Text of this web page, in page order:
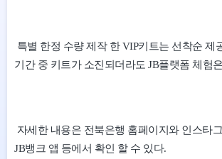
특별 한정 수량 제작 한 VIP키트는 선착순 제
기간 중 키트가 소진되더라도 JB플랫폼 체험
자세한 내용은 전북은행 홈페이지와 인스타
JB뱅크 앱 등에서 확인 할 수 있다.